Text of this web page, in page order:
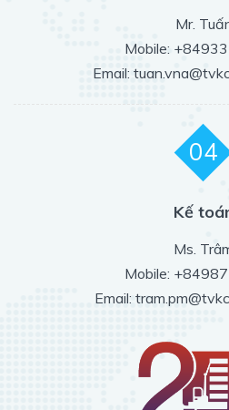
Mr.
Mobile:
Email:
04
Kế
Ms.
Mobile:
Email: